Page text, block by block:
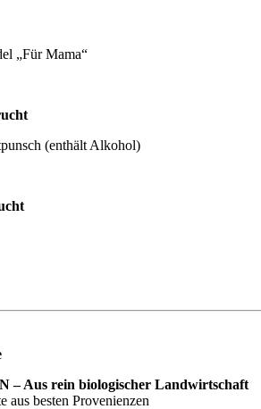
„Für Mama“
(enthält Alkohol)
– Aus rein biologischer Landwirtschaft
aus besten Provenienzen